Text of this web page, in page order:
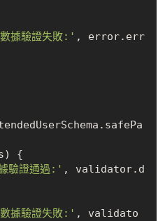
據驗證失敗:' , error.err
{
驗證通過:' , validator.d
據驗證失敗:' , validato